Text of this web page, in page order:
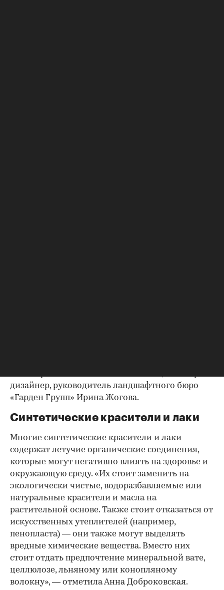
дизайнер, руководитель ландшафтного бюро
«Гарден Групп» Ирина Жогова.
Синтетические красители и лаки
Многие синтетические красители и лаки
содержат летучие органические соединения,
которые могут негативно влиять на здоровье и
окружающую среду. «Их стоит заменить на
экологически чистые, водоразбавляемые или
натуральные красители и масла на
растительной основе. Также стоит отказаться от
искусственных утеплителей (например,
пенопласта) — они также могут выделять
вредные химические вещества. Вместо них
стоит отдать предпочтение минеральной вате,
целлюлозе, льняному или конопляному
волокну», — отметила Анна Доброковская.